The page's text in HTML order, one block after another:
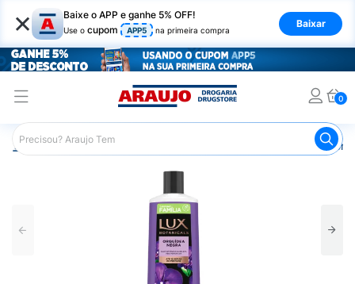
× Baixe o APP e ganhe 5% OFF!
Use o cupom APP5 na primeira compra
Baixar
0
Araujo Higiene Pessoal